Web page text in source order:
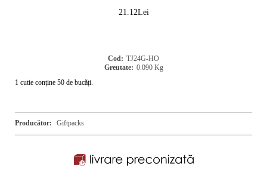
21.12Lei
Cod: TJ24G-HO
Greutate: 0.090 Kg
1 cutie conține 50 de bucăți.
Producător: Giftpacks